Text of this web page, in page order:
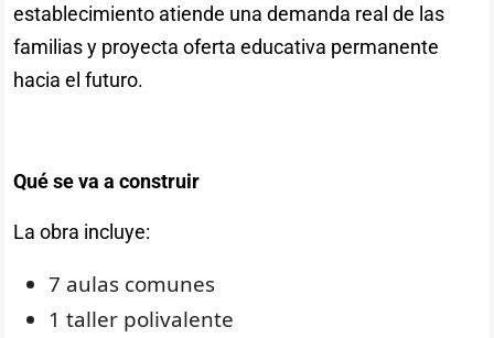
establecimiento atiende una demanda real de las
familias y proyecta oferta educativa permanente
hacia el futuro.
Qué se va a construir
La obra incluye:
7 aulas comunes
1 taller polivalente